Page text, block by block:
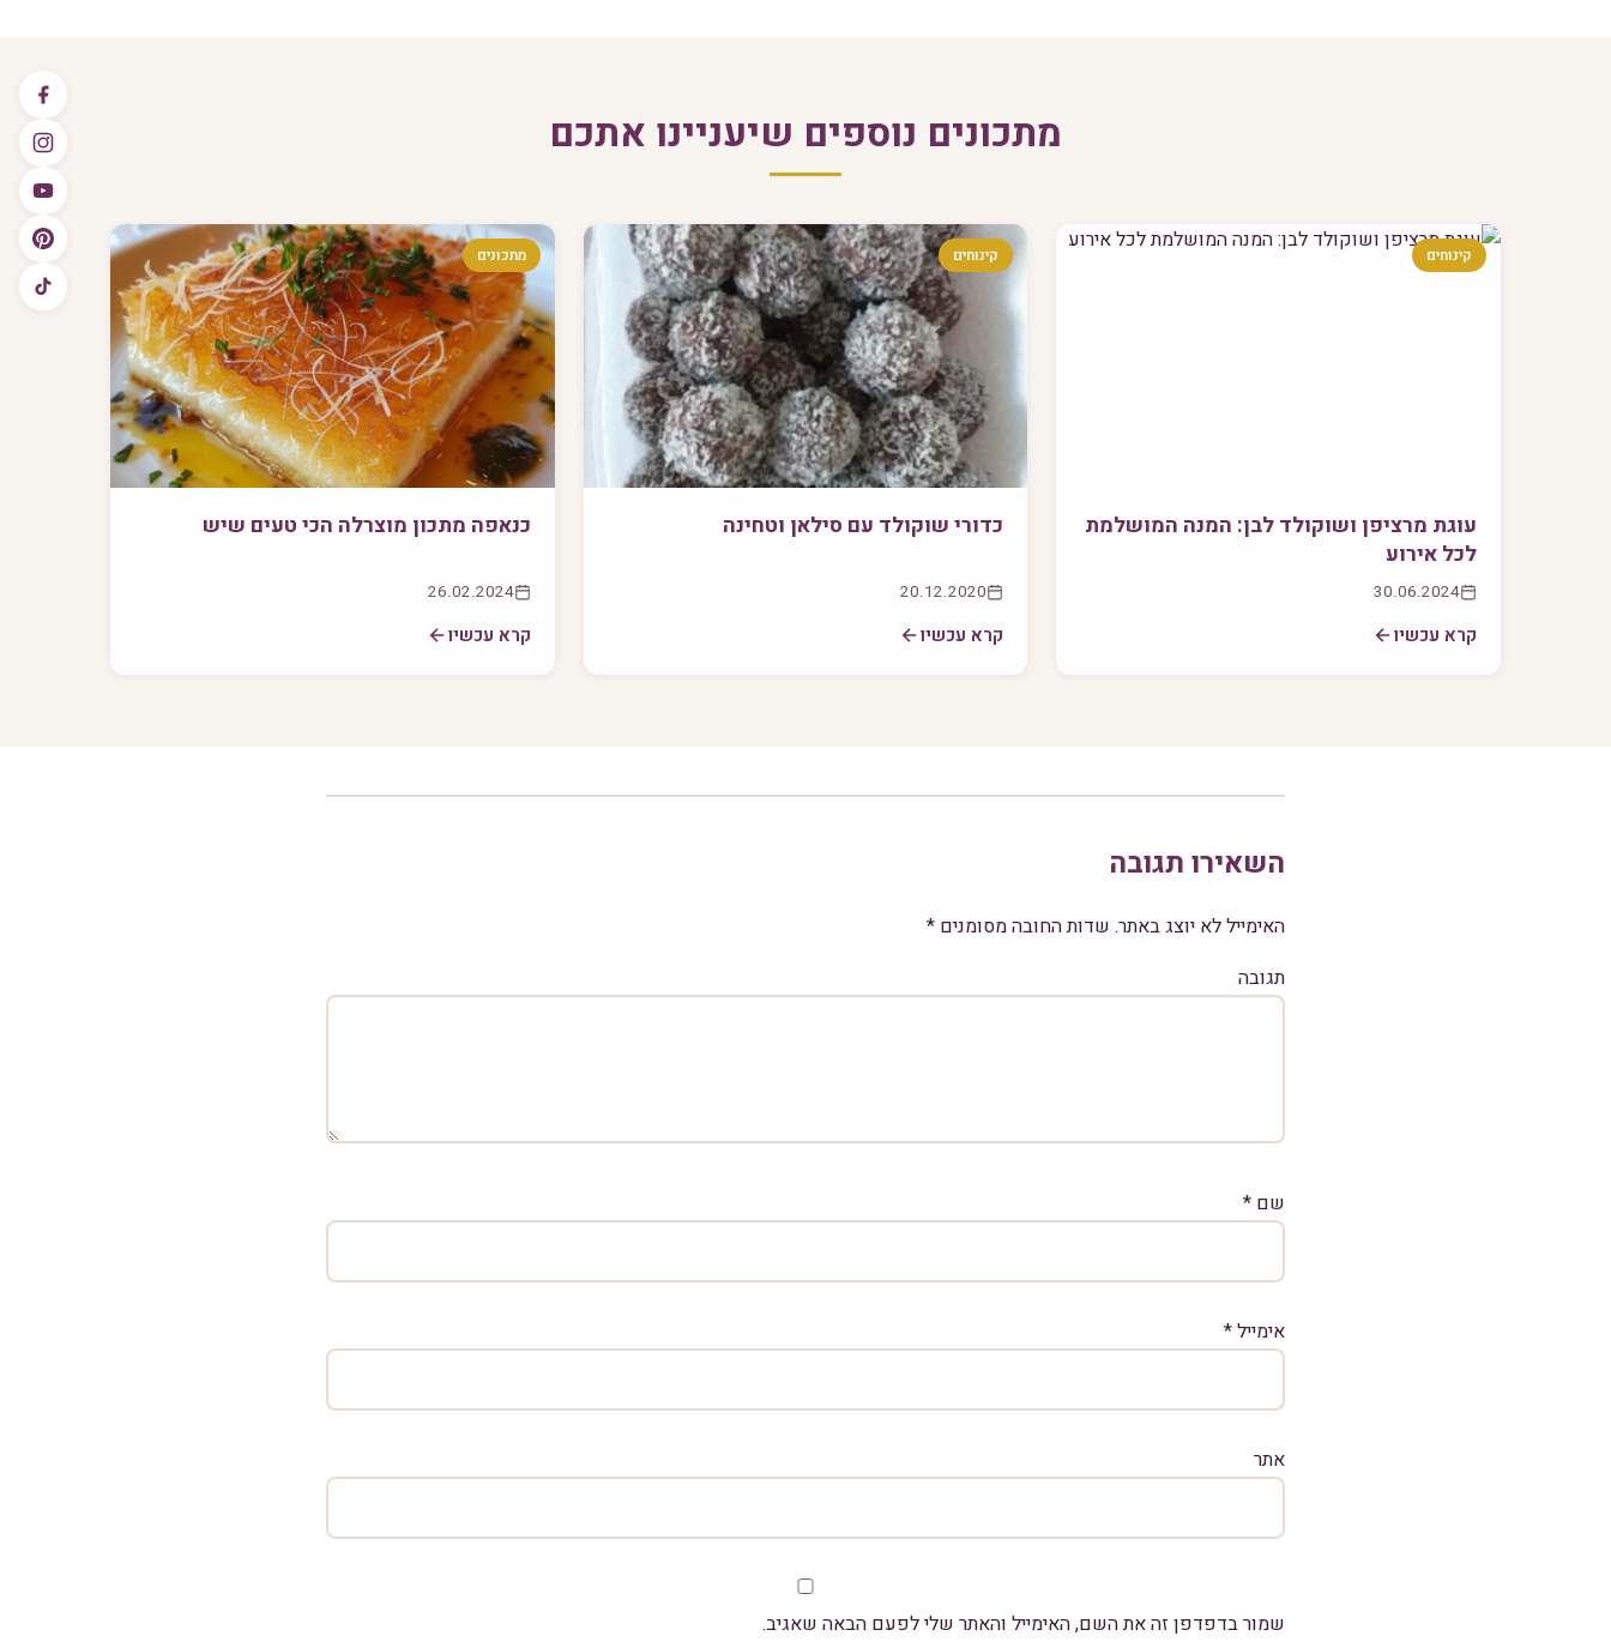
מתכונים נוספים שיעניינו אתכם
קינוחים
עוגת מרציפן ושוקולד לבן: המנה המושלמת
לכל אירוע
30.06.2024
קרא עכשיו
קינוחים
כדורי שוקולד עם סילאן וטחינה
20.12.2020
קרא עכשיו
מתכונים
כנאפה מתכון מוצרלה הכי טעים שיש
26.02.2024
קרא עכשיו
השאירו תגובה
האימייל לא יוצג באתר. שדות החובה מסומנים *
תגובה
שם *
אימייל*
אתר
שמור בדפדפן זה את השם, האימייל והאתר שלי לפעם הבאה שאגיב.